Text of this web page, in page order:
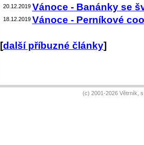
20.12.2019 Vánoce - Banánky se
18.12.2019 Vánoce - Perníkové
[další příbuzné články]
(c) 2001-2026 Větrník,